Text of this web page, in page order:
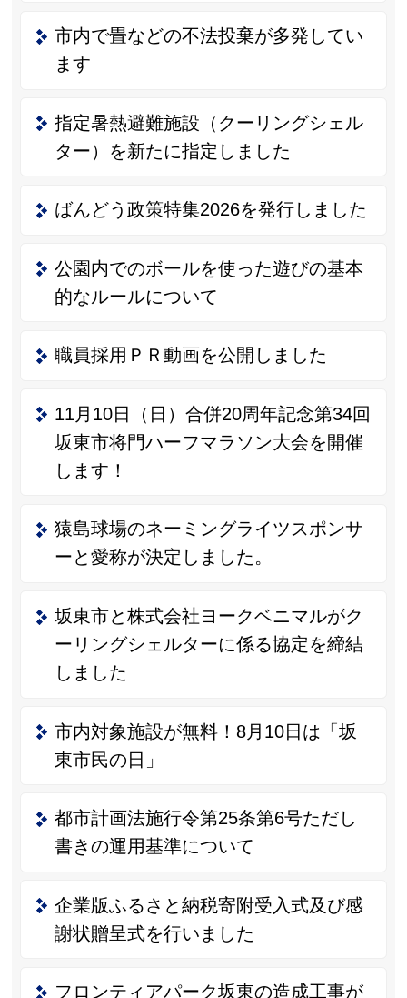
市内で畳などの不法投棄が多発してい
ます
指定暑熱避難施設（クーリングシェル
ター）を新たに指定しました
ばんどう政策特集2026を発行しました
公園内でのボールを使った遊びの基本
的なルールについて
職員採用ＰＲ動画を公開しました
11月10日（日）合併20周年記念第34回
坂東市将門ハーフマラソン大会を開催
します！
猿島球場のネーミングライツスポンサ
ーと愛称が決定しました。
坂東市と株式会社ヨークベニマルがク
ーリングシェルターに係る協定を締結
しました
市内対象施設が無料！8月10日は「坂
東市民の日」
都市計画法施行令第25条第6号ただし
書きの運用基準について
企業版ふるさと納税寄附受入式及び感
謝状贈呈式を行いました
フロンティアパーク坂東の造成工事が